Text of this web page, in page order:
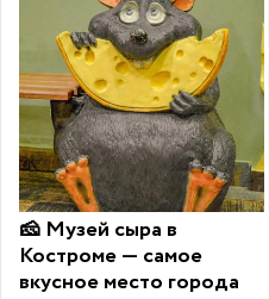
🧀 Музей сыра в
Костроме — самое
вкусное место города